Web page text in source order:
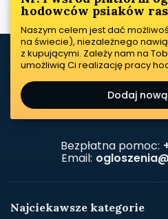
hodowców psiaków
Naszym celem jest dać
na świecie), niezależnego
z kupującymi. Zależy nam na
umożliwią Ci realizację pracy
Dodaj
Bezpłatna pomoc:
Email:
Najciekawsze kategorie